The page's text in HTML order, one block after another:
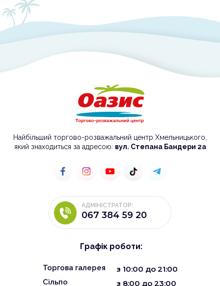
Найбільший торгово-розважальний центр Хмельницького,
який знаходиться за адресою: вул. Степана Бандери 2а
АДМІНІСТРАТОР:
067 384 59 20
Графік роботи:
Торгова галерея з 10:00 до 21:00
Сільпо з 8:00 до 23:00